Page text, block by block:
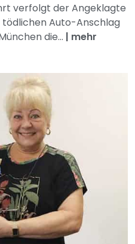
verfolgt der Angeklagte
Auto-Anschlag
die... | mehr